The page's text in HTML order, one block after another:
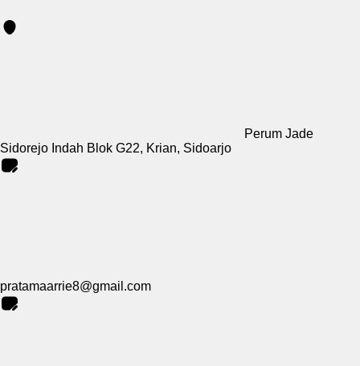
Perum Jade
Sidorejo Indah Blok G22, Krian, Sidoarjo
pratamaarrie8@gmail.com